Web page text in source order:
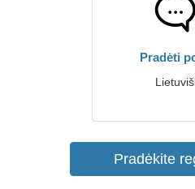
Pradėti
Pradėkite